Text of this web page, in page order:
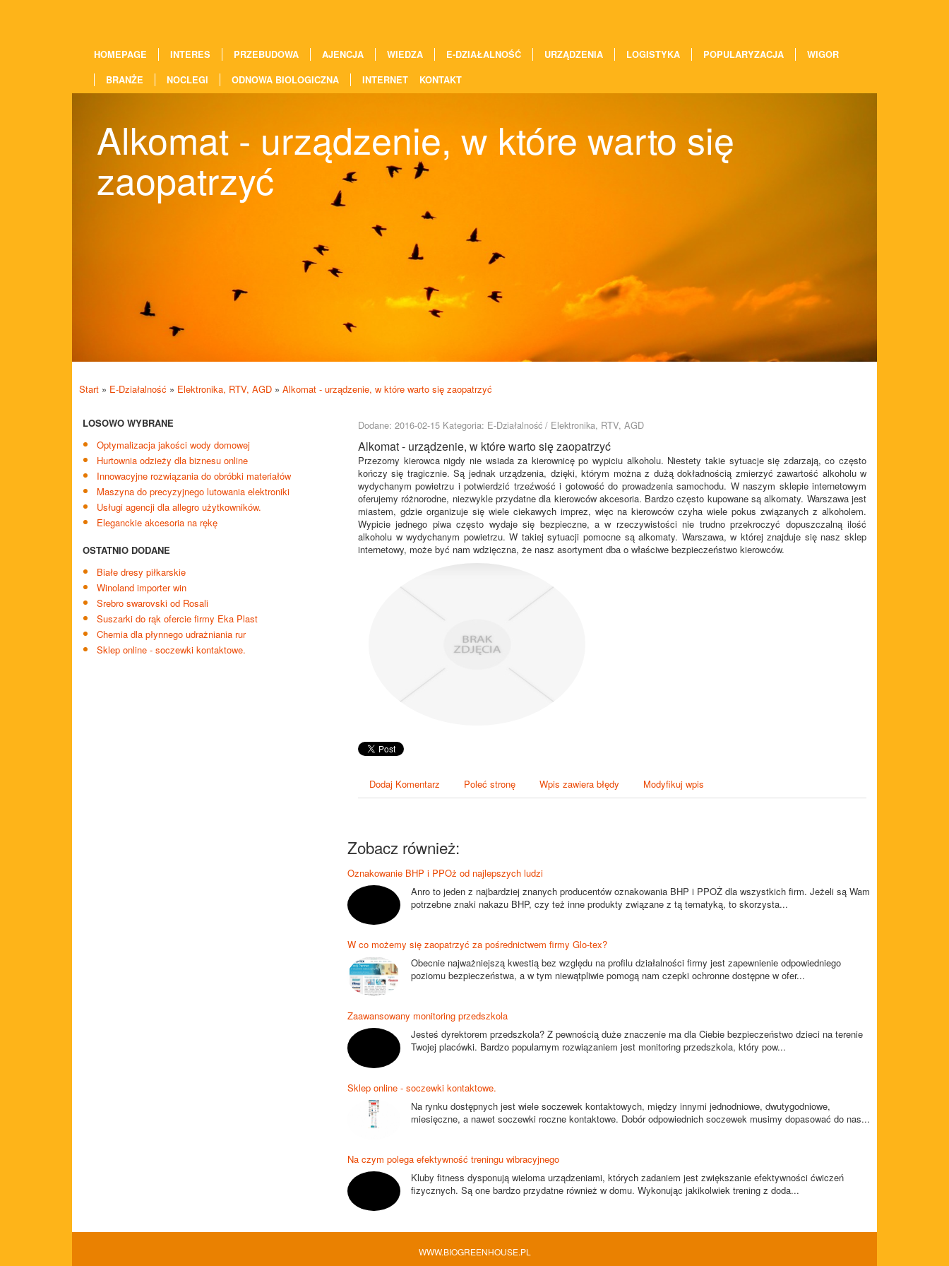
HOMEPAGE INTERES PRZEBUDOWA AJENCJA WIEDZA E-DZIAŁALNOŚĆ URZĄDZENIA LOGISTYKA POPULARYZACJA
WIGOR
BRANŻE
NOCLEGI ODNOWA BIOLOGICZNA INTERNET KONTAKT
Alkomat - urządzenie, w które warto się
zaopatrzyć
Start » E-Działalność » Elektronika, RTV, AGD » Alkomat - urządzenie, w które warto się zaopatrzyć
LOSOWO WYBRANE
Optymalizacja jakości wody domowej
Hurtownia odzieży dla biznesu online
Innowacyjne rozwiązania do obróbki materiałów
Maszyna do precyzyjnego lutowania elektroniki
Usługi agencji dla allegro użytkowników.
Eleganckie akcesoria na rękę
OSTATNIO DODANE
Białe dresy piłkarskie
Winoland importer win
Srebro swarovski od Rosali
Suszarki do rąk ofercie firmy Eka Plast
Chemia dla płynnego udrażniania rur
Sklep online - soczewki kontaktowe.
Dodane: 2016-02-15 Kategoria: E-Działalność / Elektronika, RTV, AGD
Alkomat - urządzenie, w które warto się zaopatrzyć
Przezorny kierowca nigdy nie wsiada za kierownicę po wypiciu alkoholu. Niestety takie sytuacje się zdarzają, co często
kończy się tragicznie. Są jednak urządzenia, dzięki, którym można z dużą dokładnością zmierzyć zawartość alkoholu w
wydychanym powietrzu i potwierdzić trzeźwość i gotowość do prowadzenia samochodu. W naszym sklepie internetowym
oferujemy różnorodne, niezwykle przydatne dla kierowców akcesoria. Bardzo często kupowane są alkomaty. Warszawa jest
miastem, gdzie organizuje się wiele ciekawych imprez, więc na kierowców czyha wiele pokus związanych z alkoholem.
Wypicie jednego piwa często wydaje się bezpieczne, a w rzeczywistości nie trudno przekroczyć dopuszczalną ilość
alkoholu w wydychanym powietrzu. W takiej sytuacji pomocne są alkomaty. Warszawa, w której znajduje się nasz sklep
internetowy, może być nam wdzięczna, że nasz asortyment dba o właściwe bezpieczeństwo kierowców.
Dodaj Komentarz Poleć stronę Wpis zawiera błędy Modyfikuj wpis
Zobacz również:
Oznakowanie BHP i PPOż od najlepszych ludzi
Anro to jeden z najbardziej znanych producentów oznakowania BHP i PPOŻ dla wszystkich firm. Jeżeli są Wam
potrzebne znaki nakazu BHP, czy też inne produkty związane z tą tematyką, to skorzysta...
W co możemy się zaopatrzyć za pośrednictwem firmy Glo-tex?
Obecnie najważniejszą kwestią bez względu na profilu działalności firmy jest zapewnienie odpowiedniego
poziomu bezpieczeństwa, a w tym niewątpliwie pomogą nam czepki ochronne dostępne w ofer...
Zaawansowany monitoring przedszkola
Jesteś dyrektorem przedszkola? Z pewnością duże znaczenie ma dla Ciebie bezpieczeństwo dzieci na terenie
Twojej placówki. Bardzo popularnym rozwiązaniem jest monitoring przedszkola, który pow...
Sklep online - soczewki kontaktowe.
Na rynku dostępnych jest wiele soczewek kontaktowych, między innymi jednodniowe, dwutygodniowe,
miesięczne, a nawet soczewki roczne kontaktowe. Dobór odpowiednich soczewek musimy dopasować do nas...
Na czym polega efektywność treningu wibracyjnego
Kluby fitness dysponują wieloma urządzeniami, których zadaniem jest zwiększanie efektywności ćwiczeń
fizycznych. Są one bardzo przydatne również w domu. Wykonując jakikolwiek trening z doda...
WWW.BIOGREENHOUSE.PL